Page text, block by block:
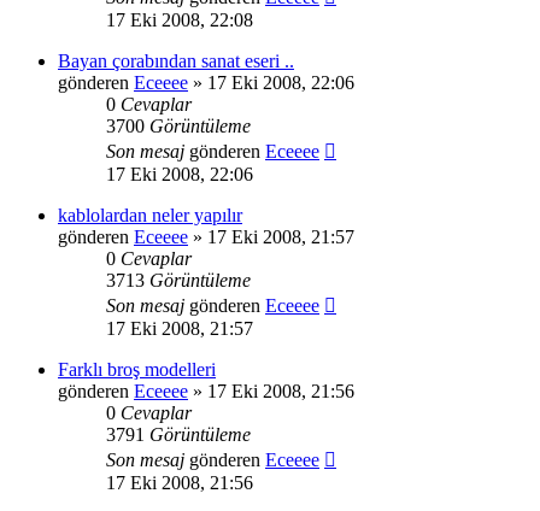
17 Eki 2008, 22:08
Bayan çorabından sanat eseri ..
gönderen Eceeee » 17 Eki 2008, 22:06
0 Cevaplar
3700 Görüntüleme
Son mesaj gönderen Eceeee
17 Eki 2008, 22:06
kablolardan neler yapılır
gönderen Eceeee » 17 Eki 2008, 21:57
0 Cevaplar
3713 Görüntüleme
Son mesaj gönderen Eceeee
17 Eki 2008, 21:57
Farklı broş modelleri
gönderen Eceeee » 17 Eki 2008, 21:56
0 Cevaplar
3791 Görüntüleme
Son mesaj gönderen Eceeee
17 Eki 2008, 21:56